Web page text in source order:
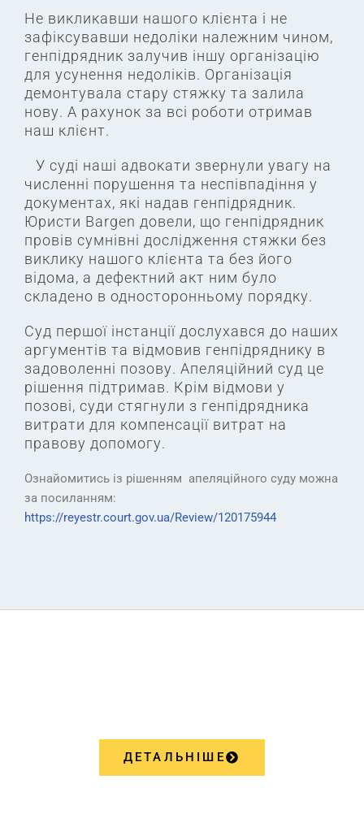
Не викликавши нашого клієнта і не
зафіксувавши недоліки належним чином,
генпідрядник залучив іншу організацію
для усунення недоліків. Організація
демонтувала стару стяжку та залила
нову. А рахунок за всі роботи отримав
наш клієнт. ⠀
⠀У суді наші адвокати звернули увагу на
численні порушення та неспівпадіння у
документах, які надав генпідрядник. ⠀
Юристи Bargen довели, що генпідрядник
провів сумнівні дослідження стяжки без
виклику нашого клієнта та без його
відома, а дефектний акт ним було
складено в односторонньому порядку. ⠀
Суд першої інстанції дослухався до наших
аргументів та відмовив генпідряднику в
задоволенні позову. Апеляційний суд це
рішення підтримав. Крім відмови у
позові, суди стягнули з генпідрядника
витрати для компенсації витрат на
правову допомогу.
Ознайомитись із рішенням апеляційного суду можна
за посиланням:
https://reyestr.court.gov.ua/Review/120175944
ДЕТАЛЬНІШЕ